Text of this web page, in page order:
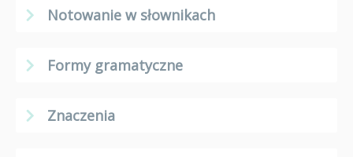
Notowanie w słownikach
Formy gramatyczne
Znaczenia